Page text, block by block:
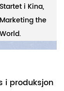
Cixi
Fishing
i produksjon